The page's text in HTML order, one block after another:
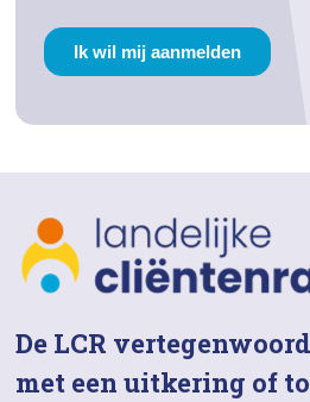
De LCR
met een uitkering of